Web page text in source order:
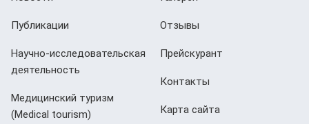
Публикации
Научно-исследовательская
деятельность
Медицинский туризм
(Мedical tourism)
Отзывы
Прейскурант
Контакты
Карта сайта